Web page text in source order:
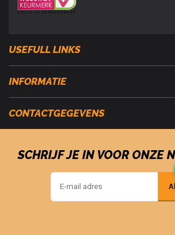
USEFULL LINKS
INFORMATIE
CONTACTGEGEVENS
SCHRIJF JE IN VOOR ONZE